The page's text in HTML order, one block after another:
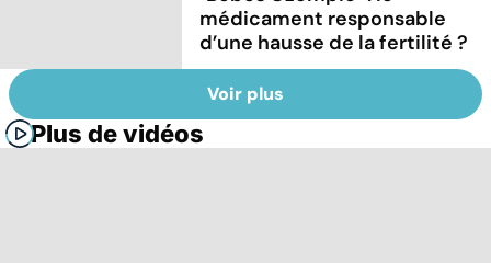
médicament responsable
d’une hausse de la fertilité ?
Voir plus
Plus de vidéos